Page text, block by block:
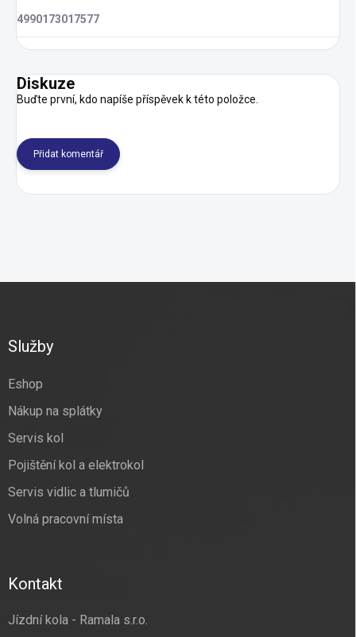
4990173017577
Diskuze
Buďte první, kdo napíše příspěvek k této položce.
Přidat komentář
Služby
Eshop
Nákup na splátky
Servis kol
Pojištění kol a elektrokol
Servis vidlic a tlumičů
Volná pracovní místa
Kontakt
Jízdní kola - Ramala s.r.o.